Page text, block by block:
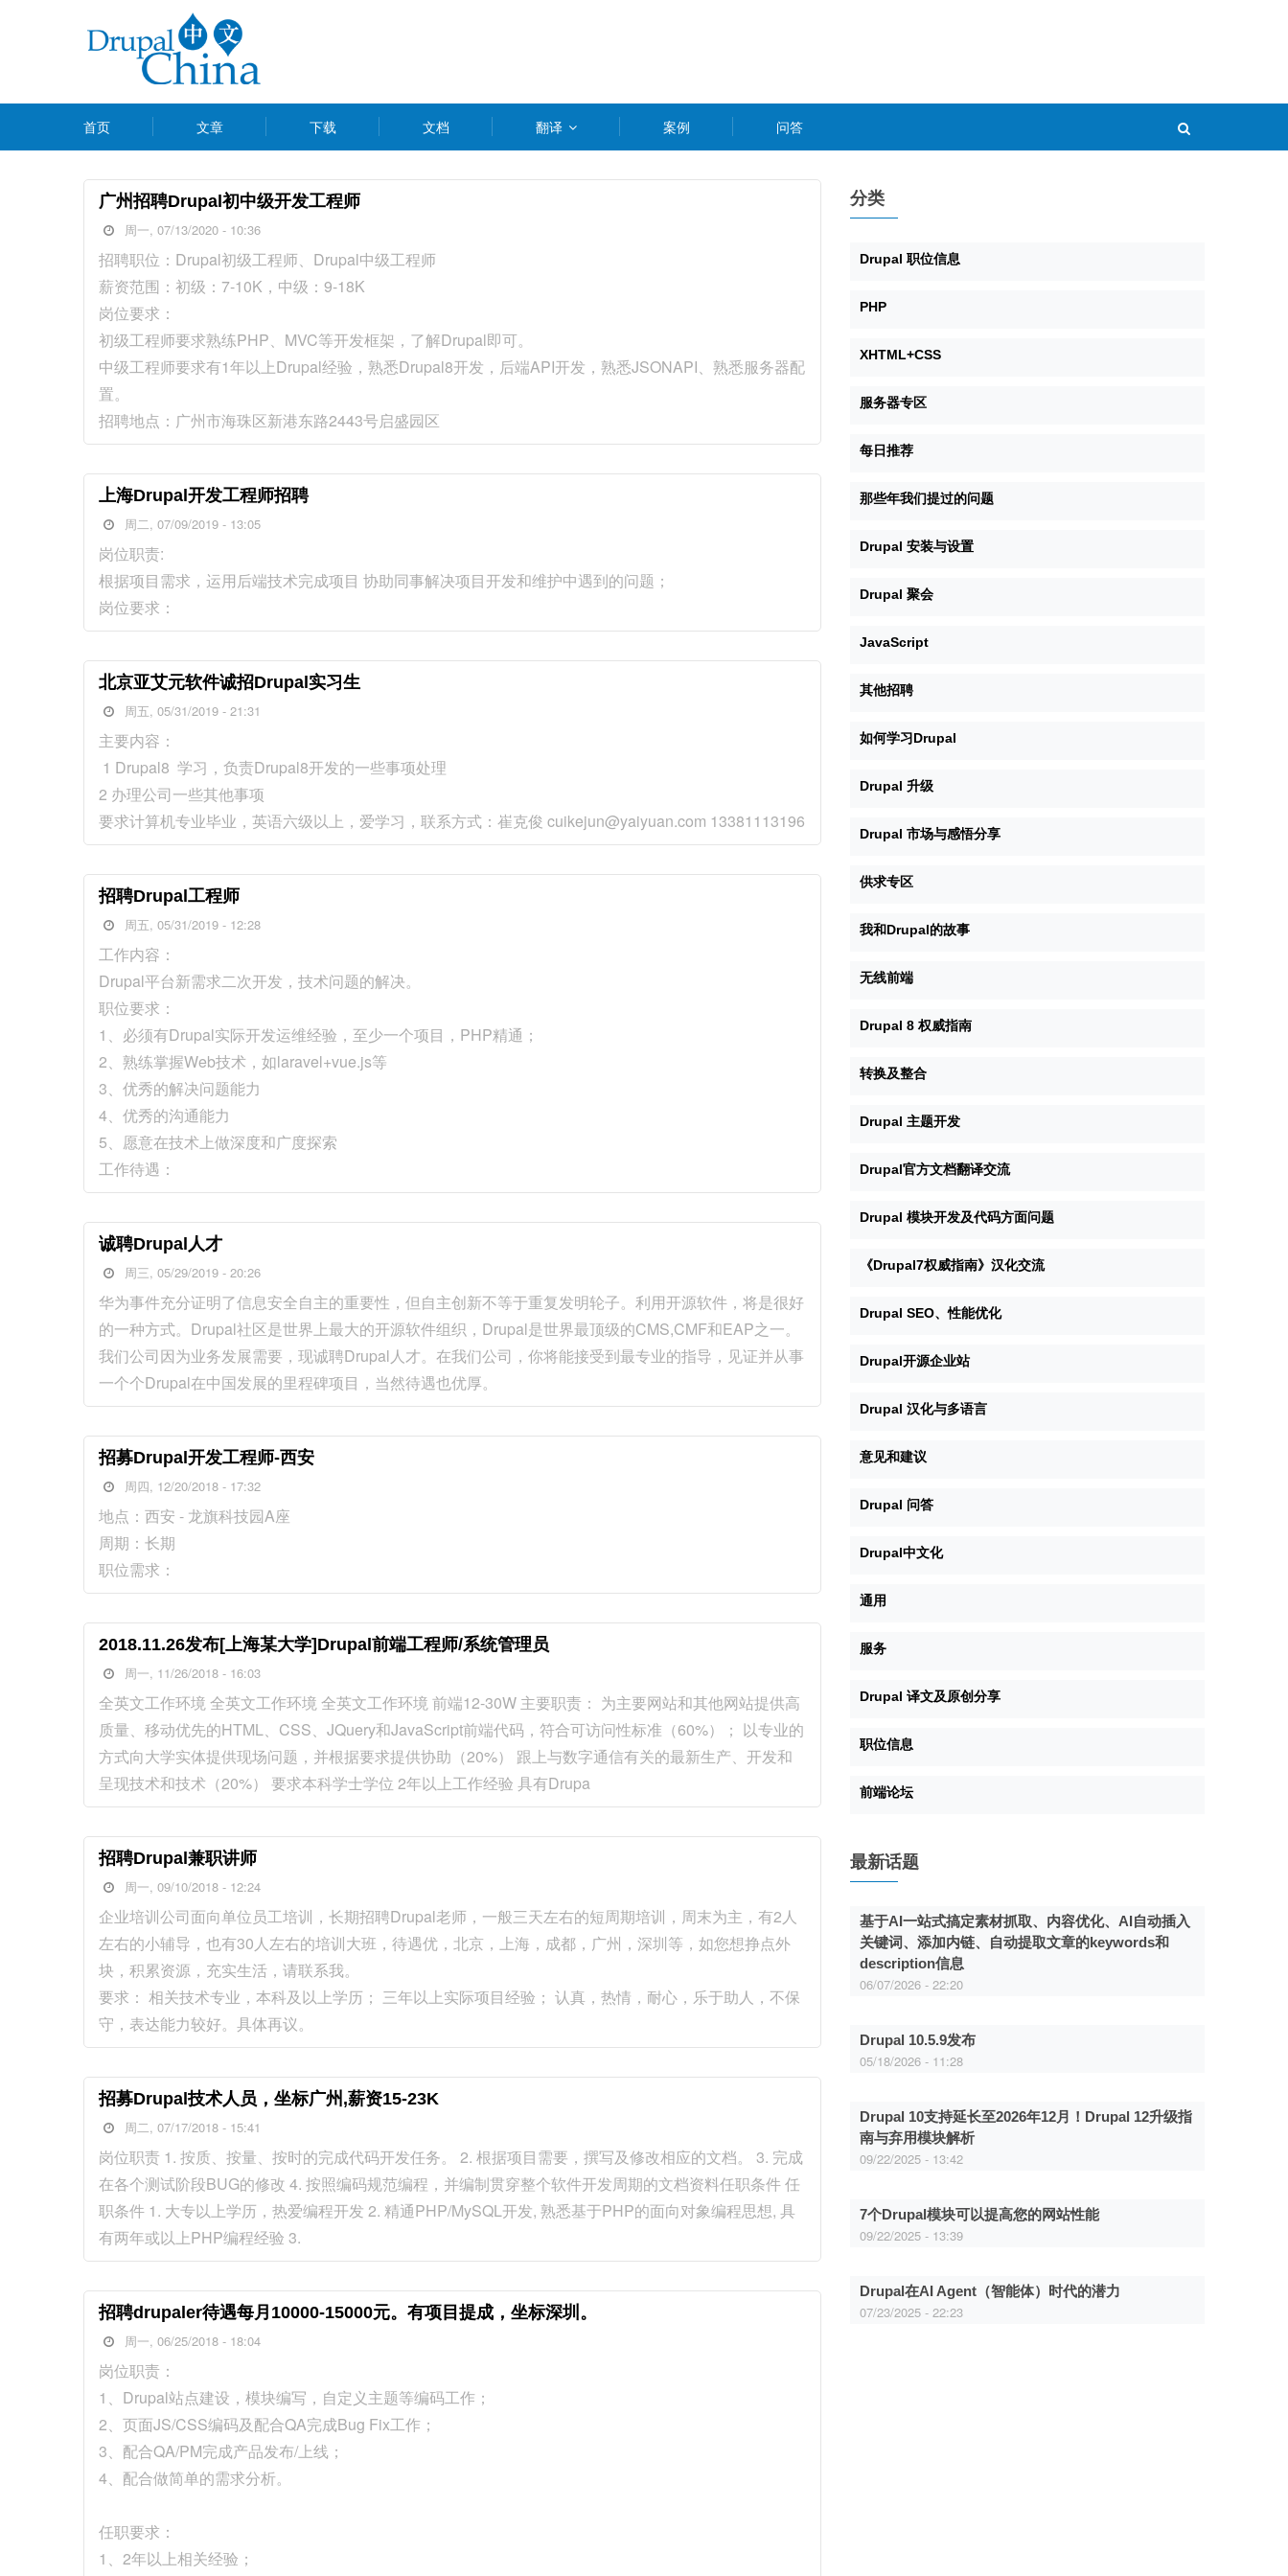
内
MENU
首页 文章 下载 文档 翻译 案例 问答
广州招聘Drupal初中级开发工程师
周一, 07/13/2020 - 10:36
招聘职位：Drupal初级工程师、Drupal中级工程师
薪资范围：初级：7-10K，中级：9-18K
岗位要求：
初级工程师要求熟练PHP、MVC等开发框架，了解Drupal即可。
中级工程师要求有1年以上Drupal经验，熟悉Drupal8开发，后端API开发，熟悉JSONAPI、熟悉服务器配
置。
招聘地点：广州市海珠区新港东路2443号启盛园区
上海Drupal开发工程师招聘
周二, 07/09/2019 - 13:05
岗位职责:
根据项目需求，运用后端技术完成项目 协助同事解决项目开发和维护中遇到的问题；
岗位要求：
北京亚艾元软件诚招Drupal实习生
周五, 05/31/2019 - 21:31
主要内容：
1 Drupal8 学习，负责Drupal8开发的一些事项处理
2 办理公司一些其他事项
要求计算机专业毕业，英语六级以上，爱学习，联系方式：崔克俊 cuikejun@yaiyuan.com 13381113196
招聘Drupal工程师
周五, 05/31/2019 - 12:28
工作内容：
Drupal平台新需求二次开发，技术问题的解决。
职位要求：
1、必须有Drupal实际开发运维经验，至少一个项目，PHP精通；
2、熟练掌握Web技术，如laravel+vue.js等
3、优秀的解决问题能力
4、优秀的沟通能力
5、愿意在技术上做深度和广度探索
工作待遇：
诚聘Drupal人才
周三, 05/29/2019 - 20:26
华为事件充分证明了信息安全自主的重要性，但自主创新不等于重复发明轮子。利用开源软件，将是很好
的一种方式。Drupal社区是世界上最大的开源软件组织，Drupal是世界最顶级的CMS,CMF和EAP之一。
我们公司因为业务发展需要，现诚聘Drupal人才。在我们公司，你将能接受到最专业的指导，见证并从事
一个个Drupal在中国发展的里程碑项目，当然待遇也优厚。
招募Drupal开发工程师-西安
周四, 12/20/2018 - 17:32
地点：西安 - 龙旗科技园A座
周期：长期
职位需求：
2018.11.26发布[上海某大学]Drupal前端工程师/系统管理员
周一, 11/26/2018 - 16:03
全英文工作环境 全英文工作环境 全英文工作环境 前端12-30W 主要职责： 为主要网站和其他网站提供高
质量、移动优先的HTML、CSS、JQuery和JavaScript前端代码，符合可访问性标准（60%）； 以专业的
方式向大学实体提供现场问题，并根据要求提供协助（20%） 跟上与数字通信有关的最新生产、开发和
呈现技术和技术（20%） 要求本科学士学位 2年以上工作经验 具有Drupa
招聘Drupal兼职讲师
周一, 09/10/2018 - 12:24
企业培训公司面向单位员工培训，长期招聘Drupal老师，一般三天左右的短周期培训，周末为主，有2人
左右的小辅导，也有30人左右的培训大班，待遇优，北京，上海，成都，广州，深圳等，如您想挣点外
块，积累资源，充实生活，请联系我。
要求： 相关技术专业，本科及以上学历； 三年以上实际项目经验； 认真，热情，耐心，乐于助人，不保
守，表达能力较好。具体再议。
招募Drupal技术人员，坐标广州,薪资15-23K
周二, 07/17/2018 - 15:41
岗位职责 1. 按质、按量、按时的完成代码开发任务。 2. 根据项目需要，撰写及修改相应的文档。 3. 完成
在各个测试阶段BUG的修改 4. 按照编码规范编程，并编制贯穿整个软件开发周期的文档资料任职条件 任
职条件 1. 大专以上学历，热爱编程开发 2. 精通PHP/MySQL开发, 熟悉基于PHP的面向对象编程思想, 具
有两年或以上PHP编程经验 3.
招聘drupaler待遇每月10000-15000元。有项目提成，坐标深圳。
周一, 06/25/2018 - 18:04
岗位职责：
1、Drupal站点建设，模块编写，自定义主题等编码工作；
2、页面JS/CSS编码及配合QA完成Bug Fix工作；
3、配合QA/PM完成产品发布/上线；
4、配合做简单的需求分析。
任职要求：
1、2年以上相关经验；
分类
Drupal 职位信息
PHP
XHTML+CSS
服务器专区
每日推荐
那些年我们提过的问题
Drupal 安装与设置
Drupal 聚会
JavaScript
其他招聘
如何学习Drupal
Drupal 升级
Drupal 市场与感悟分享
供求专区
我和Drupal的故事
无线前端
Drupal 8 权威指南
转换及整合
Drupal 主题开发
Drupal官方文档翻译交流
Drupal 模块开发及代码方面问题
《Drupal7权威指南》汉化交流
Drupal SEO、性能优化
Drupal开源企业站
Drupal 汉化与多语言
意见和建议
Drupal 问答
Drupal中文化
通用
服务
Drupal 译文及原创分享
职位信息
前端论坛
最新话题
基于AI一站式搞定素材抓取、内容优化、AI自动插入
关键词、添加内链、自动提取文章的keywords和
description信息
06/07/2026 - 22:20
Drupal 10.5.9发布
05/18/2026 - 11:28
Drupal 10支持延长至2026年12月！Drupal 12升级指
南与弃用模块解析
09/22/2025 - 13:42
7个Drupal模块可以提高您的网站性能
09/22/2025 - 13:39
Drupal在AI Agent（智能体）时代的潜力
07/23/2025 - 22:23